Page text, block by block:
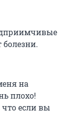
на
плохо!
что если вы